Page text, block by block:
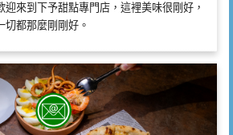
迎來到下予甜點專門店，這裡美味很剛好，
切都那麼剛剛好。